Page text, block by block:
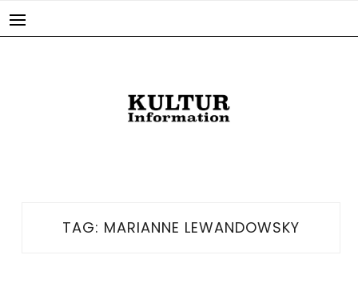
TAG: MARIANNE LEWANDOWSKY